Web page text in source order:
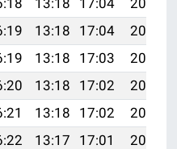
13:18 17:04
20:08
13:18 17:03
20:07
13:18 17:02
20:05
13:18 17:02
20:04
13:17 17:01
20:03